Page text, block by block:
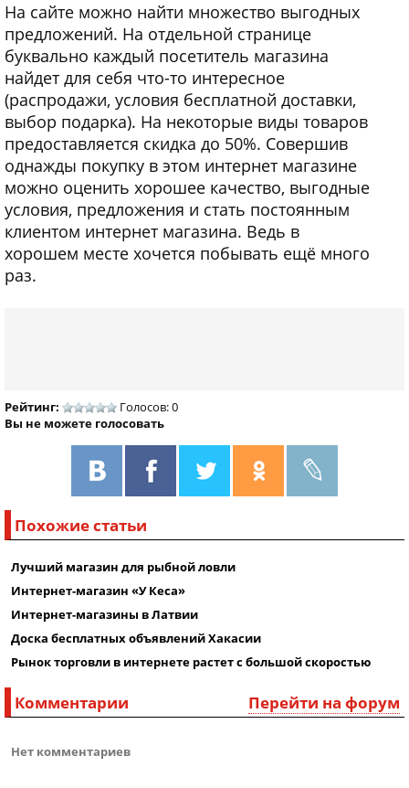
На сайте можно найти множество выгодных
предложений. На отдельной странице
буквально каждый посетитель магазина
найдет для себя что-то интересное
(распродажи, условия бесплатной доставки,
выбор подарка). На некоторые виды товаров
предоставляется скидка до 50%. Совершив
однажды покупку в этом интернет магазине
можно оценить хорошее качество, выгодные
условия, предложения и стать постоянным
клиентом интернет магазина. Ведь в
хорошем месте хочется побывать ещё много
раз.
Рейтинг:
Голосов: 0
Вы не можете голосовать
Похожие статьи
Лучший магазин для рыбной ловли
Интернет-магазин «У Кеса»
Интернет-магазины в Латвии
Доска бесплатных объявлений Хакасии
Рынок торговли в интернете растет с большой скоростью
Перейти на форум
Комментарии
Нет комментариев